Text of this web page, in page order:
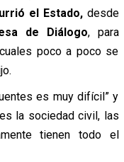
el Estado,desde
de Diálogo, para
poco a poco se
es muy difícil” y
la sociedad civil, las
tienen todo el